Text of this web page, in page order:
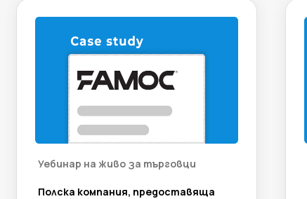
Уебинар на живо за търговци
Полска компания, предоставяща